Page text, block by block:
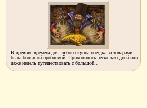
В древние времена для любого купца поездка за товарами
была большой проблемой. Приходилось несколько дней или
даже недель путешествовать с большой...